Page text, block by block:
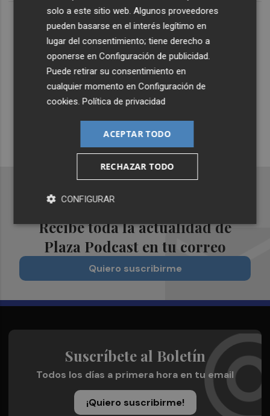
Lo Más Escuchado
Suscríbete al canal de
Whatsapp
Siempre al día de las últimas noticias
¡Quiero suscribirme!
Recibe toda la actualidad de
Plaza Podcast en tu correo
Quiero suscribirme
Suscríbete al Boletín
Todos los días a primera hora en tu email
¡Quiero suscribirme!
solo a este sitio web. Algunos proveedores
pueden basarse en el interés legítimo en
lugar del consentimiento; tiene derecho a
oponerse enConfiguración de publicidad.
Puede retirar su consentimiento en
cualquier momento enConfiguración de
cookies.Política de privacidad
ACEPTAR TODO
RECHAZAR TODO
CONFIGURAR